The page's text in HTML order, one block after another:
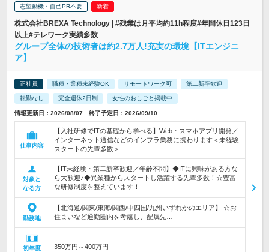
志望動機・自己PR不要
株式会社BREXA Technology | #残業は月平均約11h程度#年間休日123日
以上#テレワーク実績多数
グループ全体の技術者は約2.7万人!充実の環境【ITエンジニ
ア】
正社員 職種・業種未経験OK リモートワーク可 第二新卒歓迎
転勤なし 完全週休2日制 女性のおしごと掲載中
情報更新日：2026/08/07 終了予定日：2026/09/10
仕事内容
【入社研修でITの基礎から学べる】Web・スマホアプリ開発／
インターネット通信などのインフラ業務に携わります＜未経験
スタートの先輩多数＞
対象と
なる方
【IT未経験・第二新卒歓迎／年齢不問】◆ITに興味がある方な
ら大歓迎♪◆異業種からスタートし活躍する先輩多数！☆豊富
な研修制度を整えています！
勤務地
【北海道/関東/東海/関西/中四国/九州いずれかのエリア】 ☆お
住まいなど通勤圏内を考慮し、配属先…
初年度
350万円～400万円